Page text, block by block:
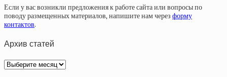
Если у вас возникли предложения к работе сайта или вопросы по
поводу размещенных материалов, напишите нам через форму
контактов.
Архив статей
Архив
статей